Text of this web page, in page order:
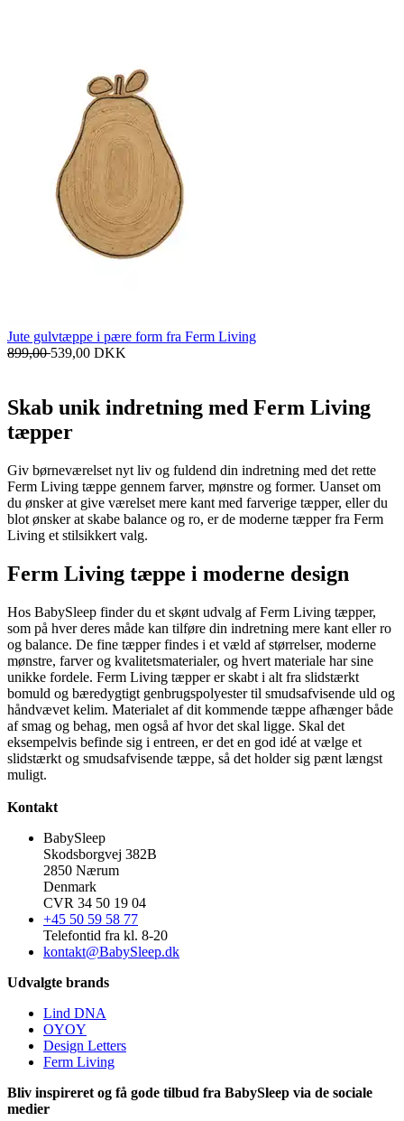
Jute gulvtæppe i pære form fra Ferm Living
899,00539,00 DKK
Skab unik indretning med Ferm Living
tæpper
Giv børneværelset nyt liv og fuldend din indretning med det rette
Ferm Living tæppe gennem farver, mønstre og former. Uanset om
du ønsker at give værelset mere kant med farverige tæpper, eller du
blot ønsker at skabe balance og ro, er de moderne tæpper fra Ferm
Living et stilsikkert valg.
Ferm Living tæppe i moderne design
Hos BabySleep finder du et skønt udvalg af Ferm Living tæpper,
som på hver deres måde kan tilføre din indretning mere kant eller ro
og balance. De fine tæpper findes i et væld af størrelser, moderne
mønstre, farver og kvalitetsmaterialer, og hvert materiale har sine
unikke fordele. Ferm Living tæpper er skabt i alt fra slidstærkt
bomuld og bæredygtigt genbrugspolyester til smudsafvisende uld og
håndvævet kelim. Materialet af dit kommende tæppe afhænger både
af smag og behag, men også af hvor det skal ligge. Skal det
eksempelvis befinde sig i entreen, er det en god idé at vælge et
slidstærkt og smudsafvisende tæppe, så det holder sig pænt længst
muligt.
Kontakt
BabySleep
Skodsborgvej 382B
2850 Nærum
Denmark
CVR 34 50 19 04
+45 50 59 58 77
Telefontid fra kl. 8-20
kontakt@BabySleep.dk
Udvalgte brands
Lind DNA
OYOY
Design Letters
Ferm Living
Bliv inspireret og få gode tilbud fra BabySleep via de sociale
medier